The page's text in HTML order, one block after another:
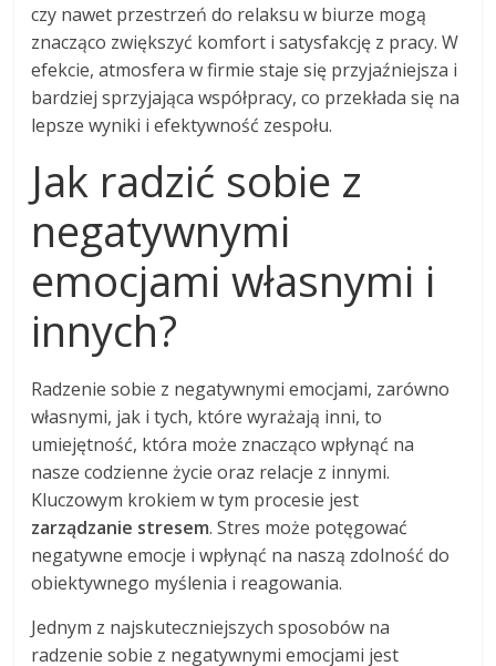
czy nawet przestrzeń do relaksu w biurze mogą
znacząco zwiększyć komfort i satysfakcję z pracy. W
efekcie, atmosfera w firmie staje się przyjaźniejsza i
bardziej sprzyjająca współpracy, co przekłada się na
lepsze wyniki i efektywność zespołu.
Jak radzić sobie z
negatywnymi
emocjami własnymi i
innych?
Radzenie sobie z negatywnymi emocjami, zarówno
własnymi, jak i tych, które wyrażają inni, to
umiejętność, która może znacząco wpłynąć na
nasze codzienne życie oraz relacje z innymi.
Kluczowym krokiem w tym procesie jest
zarządzanie stresem. Stres może potęgować
negatywne emocje i wpłynąć na naszą zdolność do
obiektywnego myślenia i reagowania.
Jednym z najskuteczniejszych sposobów na
radzenie sobie z negatywnymi emocjami jest